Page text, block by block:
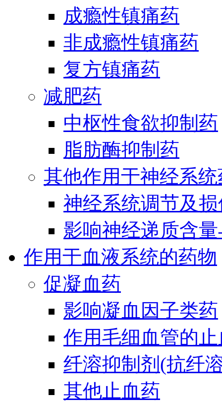
成瘾性镇痛药
非成瘾性镇痛药
复方镇痛药
减肥药
中枢性食欲抑制药
脂肪酶抑制药
其他作用于神经系统
神经系统调节及
影响神经递质含
作用于血液系统的药物
促凝血药
影响凝血因子类药
作用毛细血管的
纤溶抑制剂(抗纤
其他止血药